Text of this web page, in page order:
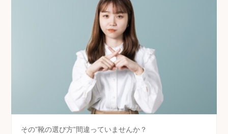
その”靴の選び方”間違っていませんか？